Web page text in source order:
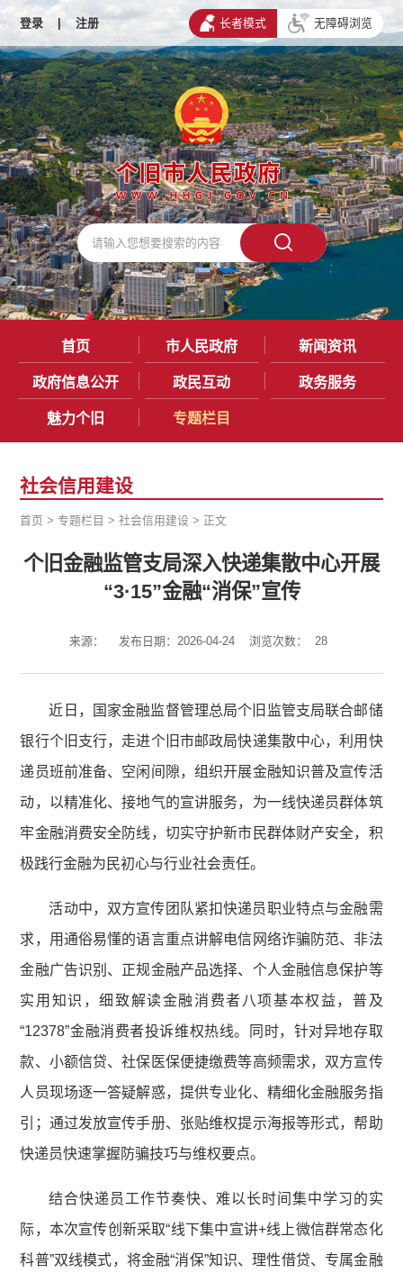
登录 | 注册 长者模式 无障碍浏览
首页 市人民政府 新闻资讯
政府信息公开 政民互动 政务服务
魅力个旧 专题栏目
社会信用建设
首页 >专题栏目 >社会信用建设 > 正文
个旧金融监管支局深入快递集散中心开展
“3·15”金融“消保”宣传
来源： 发布日期：2026-04-24 浏览次数： 28
近日，国家金融监督管理总局个旧监管支局联合邮储
银行个旧支行，走进个旧市邮政局快递集散中心，利用快
递员班前准备、空闲间隙，组织开展金融知识普及宣传活
动，以精准化、接地气的宣讲服务，为一线快递员群体筑
牢金融消费安全防线，切实守护新市民群体财产安全，积
极践行金融为民初心与行业社会责任。
活动中，双方宣传团队紧扣快递员职业特点与金融需
求，用通俗易懂的语言重点讲解电信网络诈骗防范、非法
金融广告识别、正规金融产品选择、个人金融信息保护等
实用知识，细致解读金融消费者八项基本权益，普及
“12378”金融消费者投诉维权热线。同时，针对异地存取
款、小额信贷、社保医保便捷缴费等高频需求，双方宣传
人员现场逐一答疑解惑，提供专业化、精细化金融服务指
引；通过发放宣传手册、张贴维权提示海报等形式，帮助
快递员快速掌握防骗技巧与维权要点。
结合快递员工作节奏快、难以长时间集中学习的实
际，本次宣传创新采取“线下集中宣讲+线上微信群常态化
科普”双线模式，将金融“消保”知识、理性借贷、专属金融